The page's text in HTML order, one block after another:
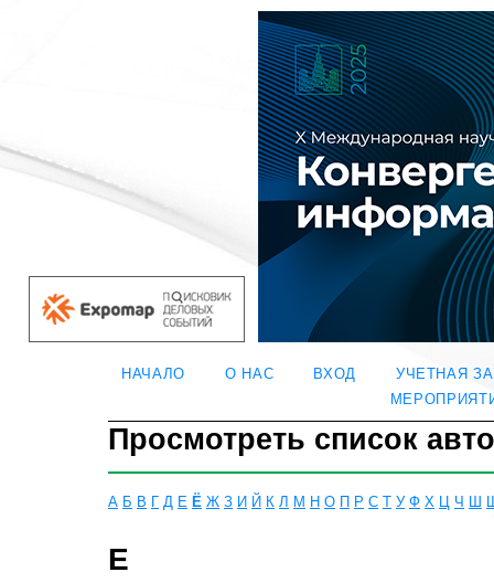
НАЧАЛО О НАС ВХОД
УЧЕТНАЯ
Просмотреть список
А Б В Г Д Е Ё Ж З И Й К Л М Н О П Р С Т У Ф Х Ц Ч Ш
Е